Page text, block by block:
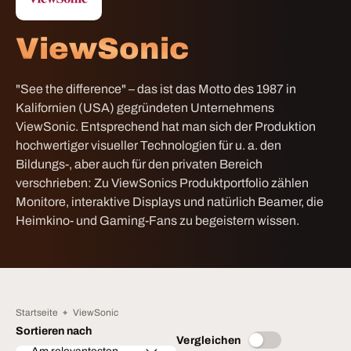
ViewSonic
"See the difference" – das ist das Motto des 1987 in
Kalifornien (USA) gegründeten Unternehmens
ViewSonic. Entsprechend hat man sich der Produktion
hochwertiger visueller Technologien für u. a. den
Bildungs-, aber auch für den privaten Bereich
verschrieben: Zu ViewSonics Produktportfolio zählen
Monitore, interaktive Displays und natürlich Beamer, die
Heimkino- und Gaming-Fans zu begeistern wissen.
Startseite ViewSonic
Sortieren nach
Vergleichen